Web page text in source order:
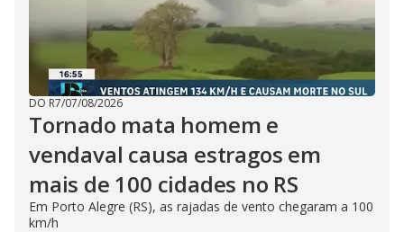
DO R7/07/08/2026
Tornado mata homem e
vendaval causa estragos em
mais de 100 cidades no RS
Em Porto Alegre (RS), as rajadas de vento chegaram a 100
km/h